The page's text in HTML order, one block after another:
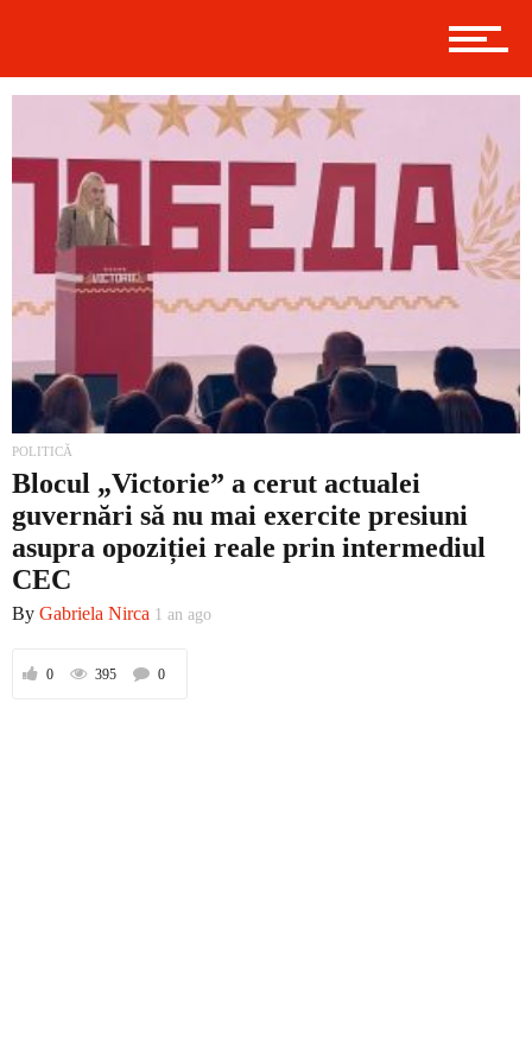
Politică
Externe
Social
Economic
Contact
Prima
POLITICĂ
Blocul „Victorie” a cerut actualei
guvernări să nu mai exercite presiuni
asupra opoziției reale prin intermediul
CEC
By Gabriela Nirca 1 an ago
0 395 0